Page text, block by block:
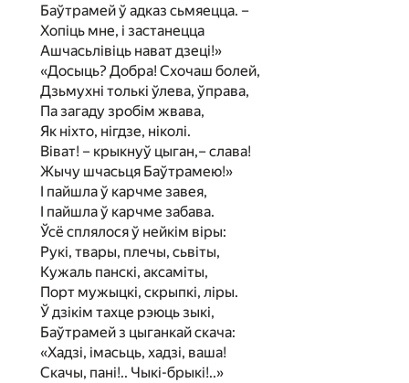
Баўтрамей ў адказ сьмяецца. –
Хопіць мне, і застанецца
Ашчасьлівіць нават дзеці!»
«Досыць? Добра! Схочаш болей,
Дзьмухні толькі ўлева, ўправа,
Па загаду зробім жвава,
Як ніхто, нігдзе, ніколі.
Віват! – крыкнуў цыган,– слава!
Жычу шчасьця Баўтрамею!»
I пайшла ў карчме завея,
I пайшла ў карчме забава.
Ўсё сплялося ў нейкім віры:
Рукі, твары, плечы, сьвіты,
Кужаль панскі, аксаміты,
Порт мужыцкі, скрыпкі, ліры.
Ў дзікім тахце рэюць зыкі,
Баўтрамей з цыганкай скача:
«Хадзі, імасьць, хадзі, ваша!
Скачы, пані!.. Чыкі-брыкі!..»